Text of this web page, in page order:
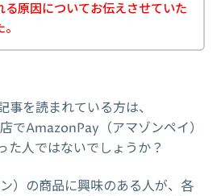
る原因についてお伝えさせていた
を読まれている方は、
でAmazonPay（アマゾンペイ）
た人ではないでしょうか？
）の商品に興味のある人が、各